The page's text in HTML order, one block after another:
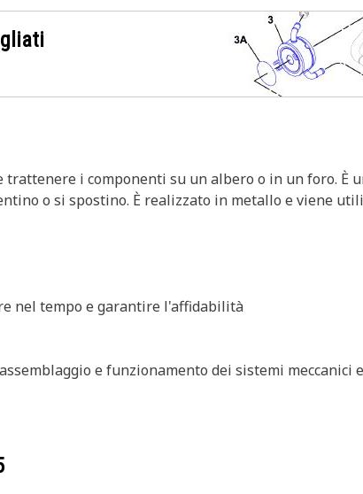
i componenti su un albero o in un foro. È
o si spostino. È realizzato in metallo e viene
nel tempo e garantire l'affidabilità
e funzionamento dei sistemi meccanici